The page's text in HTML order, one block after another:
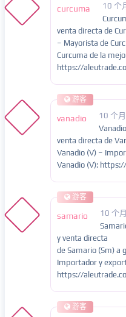
curcuma
10 个
venta directa de
– Mayorista de
Curcuma de la
https://
游客
vanadio
10 个
venta directa de
Vanadio (V) –
Vanadio (V):
游客
samario
10 个
y venta directa
de Samario (Sm) a
Importador y
https://
游客